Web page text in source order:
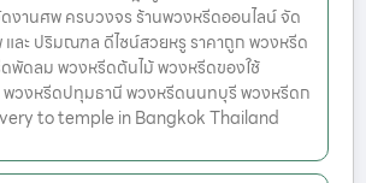
งานศพ ครบวงจร ร้านพวงหรีดออนไลน์ จัด
และ ปริมณฑล ดีไซน์สวยหรู ราคาถูก พวงหรีด
พัดลม พวงหรีดต้นไม้ พวงหรีดของใช้
พวงหรีดปทุมธานี พวงหรีดนนทบุรี พวงหรีดก
to temple in Bangkok Thailand